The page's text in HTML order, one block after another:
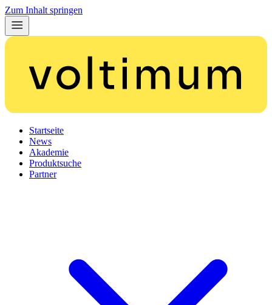
Zum Inhalt springen
Startseite
News
Akademie
Produktsuche
Partner